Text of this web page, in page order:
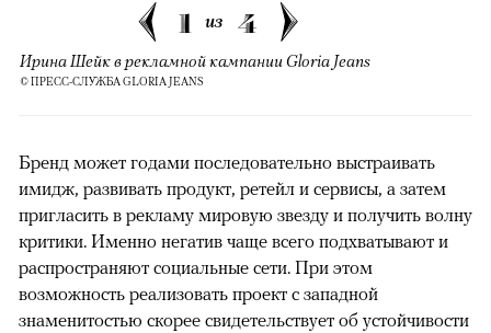
1 из 4
Ирина Шейк в рекламной кампании Gloria Jeans
© ПРЕСС-СЛУЖБА GLORIA JEANS
Бренд может годами последовательно выстраивать
имидж, развивать продукт, ретейл и сервисы, а затем
пригласить в рекламу мировую звезду и получить волну
критики. Именно негатив чаще всего подхватывают и
распространяют социальные сети. При этом
возможность реализовать проект с западной
знаменитостью скорее свидетельствует об устойчивости